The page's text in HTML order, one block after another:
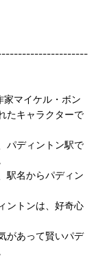
マイケル・ボン
たキャラクターで
パディントン駅で
駅名からパディン
ントンは、好奇心
があって賢いパデ